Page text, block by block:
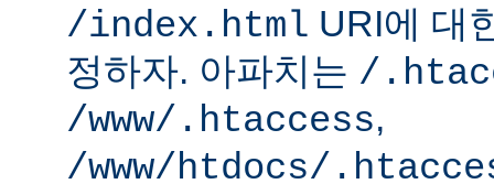
/index.html URI에 대
정하자. 아파치는 /
/www/.htaccess,
/www/htdocs/